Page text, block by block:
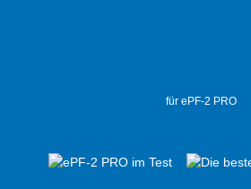
für ePF-2 PRO